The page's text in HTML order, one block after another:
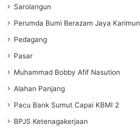
Sarolangun
Perumda Bumi Berazam Jaya Karimun
Pedagang
Pasar
Muhammad Bobby Afif Nasution
Alahan Panjang
Pacu Bank Sumut Capai KBMI 2
BPJS Ketenagakerjaan